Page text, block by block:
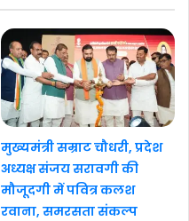
मुख्यमंत्री सम्राट चौधरी, प्रदेश
अध्यक्ष संजय सरावगी की
मौजूदगी में पवित्र कलश
रवाना, समरसता संकल्प